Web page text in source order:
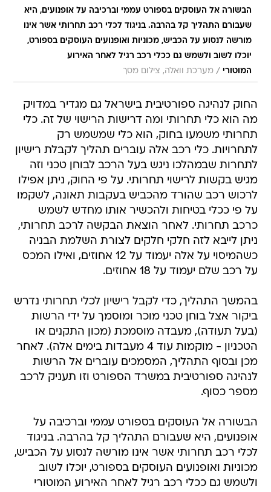
הבשורה אל העוסקים בספורט עממי וברכיבה על אופנועים, היא
שעבורם התהליך קל בהרבה. בניגוד לכלי רכב תחרותי אשר אינו
מורשה לנסוע על הכביש, מכוניות ואופנועים העוסקים בספורט,
יוכלו לשוב ולשמש גם ככלי רכב רגיל לאחר האירוע
המוטורי / מערכת וואלה, צילום מסך
החוק לנהיגה ספורטיבית בישראל גם מגדיר במדויק
מה הוא כלי תחרותי ומה דרישות הרישוי של זה. כלי
תחרותי משמעו בחוק, הוא כלי שמשמש רק
לתחרויות. כלי רכב אלה עוברים תהליך לקבלת רישיון
לתחרות שבמהלכו ניגש בעל הרכב לבוחן טכני וזה
מגיש בקשות לרישוי תחרותי. על פי החוק, ניתן אפילו
לרכוש רכב שהורד מהכביש בעקבות תאונה, לשקמו
על פי ככלי בטיחות ולהכשיר אותו מחדש לשמש
כרכב תחרותי. לאחר הוצאת הבקשה לרכב תחרותי,
ניתן לייבא לזה חלקי חלקים לצורת השלמת הבניה
כשהמיסוי על אלה יעמוד על 12 אחוזים, ואילו המכס
על רכב שלם יעמוד על 18 אחוזים.
בהמשך התהליך, כדי לקבל רישיון לכלי תחרותי נדרש
ביקור אצל בוחן טכני מוכר ומוסמך על ידי הרשות
(בעל תעודה), מעבדה מוסמכת (מכון התקנים או
הטכניון - מוקמות עוד 4 מעבדות בימים אלה). לאחר
מכן ובסוף התהליך, המסמכים עוברים אל הרשות
לנהיגה ספורטיבית במשרד הספורט וזו תעניק לרכב
מספר כסוף.
הבשורה אל העוסקים בספורט עממי וברכיבה על
אופנועים, היא שעבורם התהליך קל בהרבה. בניגוד
לכלי רכב תחרותי אשר אינו מורשה לנסוע על הכביש,
מכוניות ואופנועים העוסקים בספורט, יוכלו לשוב
ולשמש גם ככלי רכב רגיל לאחר האירוע המוטורי